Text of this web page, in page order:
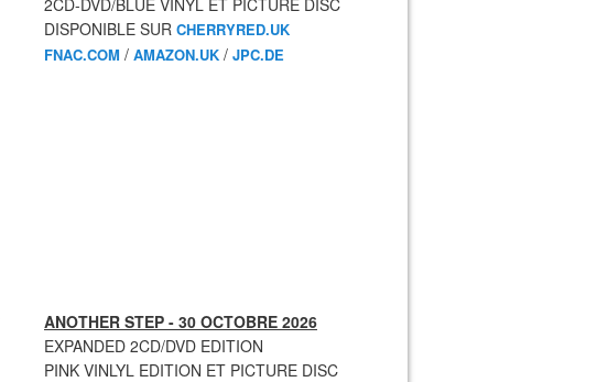
2CD-DVD/BLUE VINYL ET PICTURE DISC
DISPONIBLE SUR CHERRYRED.UK
FNAC.COM / AMAZON.UK / JPC.DE
ANOTHER STEP - 30 OCTOBRE 2026
EXPANDED 2CD/DVD EDITION
PINK VINLYL EDITION ET PICTURE DISC